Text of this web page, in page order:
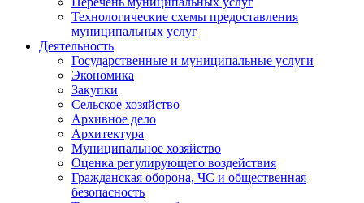
Технологические схемы предоставления
муниципальных услуг
Деятельность
Государственные и муниципальные услуги
Экономика
Закупки
Сельское хозяйство
Архивное дело
Архитектура
Муниципальное хозяйство
Оценка регулирующего воздействия
Гражданская оборона, ЧС и общественная
безопасность